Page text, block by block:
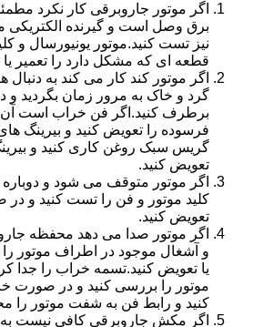
اگر موتور جاروبرقی کار نکرد
برق وصل است و گیرنده الکتریکی
نیز تست کنید.موتور یونیورسال و
قطعه ای که مشکل دارد را تعمیر یا
اگر موتور کند کار می کند به دنبال
گرد و خاک به مرور زمان بگردید و
برطرف کنید.اگر فن خراب است آن
فرسوده را تعویض کنید و بیرینگ
گریس سبک روغن کاری کنید و
تعویض کنید.
اگر موتور متوقف می شود و
کلید موتور و فن را تست کنید و
تعویض کنید.
اگر موتور صدا می دهد محفظه
و آشغال موجود در اطراف موتور را
یا تعویض کنید.تسمه خراب را جدا
موتور را بررسی کنید و در صورت
کنید و رابط فن به شفت موتور را
اگر مکش جاروبرقی کافی نیست به